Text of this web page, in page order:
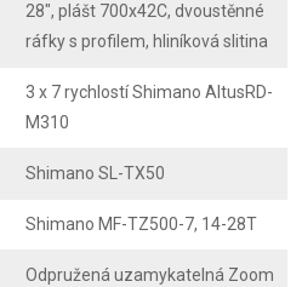
28", plášt 700x42C, dvoustěnné
ráfky s profilem, hliníková slitina
3 x 7 rychlostí Shimano AltusRD-
M310
Shimano SL-TX50
Shimano MF-TZ500-7, 14-28T
Odpružená uzamykatelná Zoom